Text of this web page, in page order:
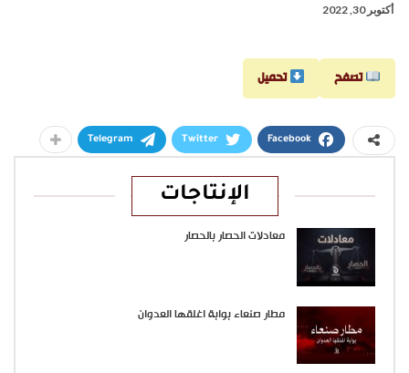
أكتوبر 30, 2022
تصفح تحميل
Facebook
Twitter
Telegram
الإنتاجات
معادلات الحصار بالحصار
مطار صنعاء بوابة اغلقها العدوان